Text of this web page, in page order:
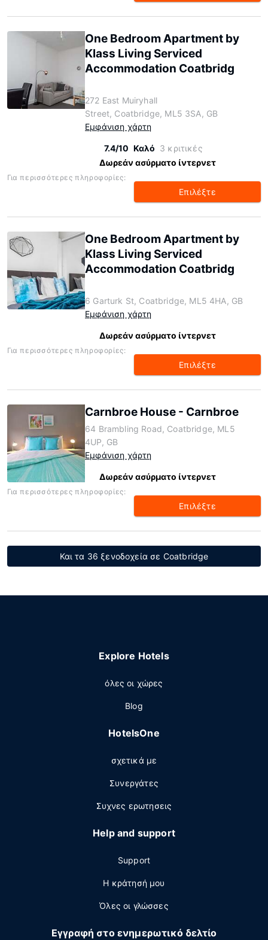
One Bedroom Apartment by
Klass Living Serviced
Accommodation Coatbridg
272 East Muiryhall
Street, Coatbridge, ML5 3SA, GB
Εμφάνιση χάρτη
7.4/10 Καλό 3 κριτικές
Δωρεάν ασύρματο ίντερνετ
Για περισσότερες πληροφορίες:
Επιλέξτε
One Bedroom Apartment by
Klass Living Serviced
Accommodation Coatbridg
6 Garturk St, Coatbridge, ML5 4HA, GB
Εμφάνιση χάρτη
Δωρεάν ασύρματο ίντερνετ
Για περισσότερες πληροφορίες:
Επιλέξτε
Carnbroe House - Carnbroe
64 Brambling Road, Coatbridge, ML5
4UP, GB
Εμφάνιση χάρτη
Δωρεάν ασύρματο ίντερνετ
Για περισσότερες πληροφορίες:
Επιλέξτε
Και τα 36 ξενοδοχεία σε Coatbridge
Explore Hotels
όλες οι χώρες
Blog
HotelsOne
σχετικά με
Συνεργάτες
Συχνες ερωτησεις
Help and support
Support
Η κράτησή μου
Όλες οι γλώσσες
Εγγραφή στο ενημερωτικό δελτίο